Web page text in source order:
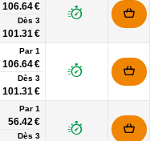
106.64 €
Dès 3
101.31 €
Par 1
106.64 €
Dès 3
101.31 €
Par 1
56.42 €
Dès 3